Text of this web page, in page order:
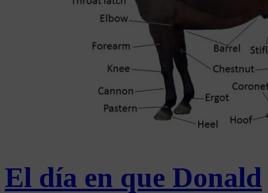
El día en que Donald